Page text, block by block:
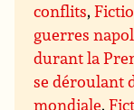
conflits,
guerres
durant la
se déroulant
mondiale,